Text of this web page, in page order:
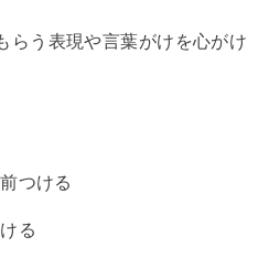
らう表現や言葉がけを心がけ
つける
る